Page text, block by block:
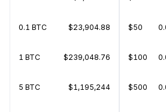
0.1 BTC $23,904.88
1 BTC $239,048.76
5 BTC $1,195,244
$50
$100
$500